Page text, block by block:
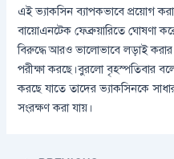
এই ভ্যাকসিন ব্যাপকভাবে প্রয়োগ করা
বায়োএনটেক ফেব্রুয়ারিতে ঘোষণা
বিরুদ্ধে আরও ভালোভাবে লড়াই
পরীক্ষা করছে।বুরলো বৃহস্পতিবার
করছে যাতে তাদের ভ্যাকসিনকে
সংরক্ষণ করা যায়।